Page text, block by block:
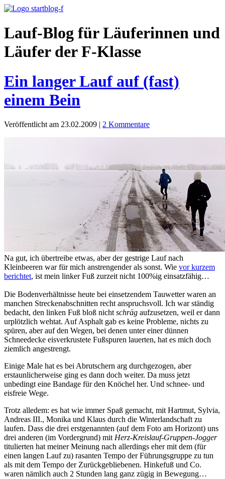
Lauf-Blog für Läuferinnen und
Läufer der F-Klasse
Ein langer Lauf auf (fast)
einem Bein
Veröffentlicht am 23.02.2009 | 2 Kommentare
Na gut, ich übertreibe etwas, aber der gestrige Lauf nach
Kleinbeeren war für mich anstrengender als sonst. Wie vor kurzem
berichtet, ist mein linker Fuß zurzeit nicht 100%ig einsatzfähig…
Die Bodenverhältnisse heute bei einsetzendem Tauwetter waren an
manchen Streckenabschnitten recht anspruchsvoll. Ich war ständig
bedacht, den linken Fuß bloß nicht schräg aufzusetzen, weil er dann
urplötzlich wehtat. Auf Asphalt gab es keine Probleme, nichts zu
spüren, aber auf den Wegen, bei denen unter einer dünnen
Schneedecke eisverkrustete Fußspuren lauerten, hat es mich doch
ziemlich angestrengt.
Einige Male hat es bei Abrutschern arg durchgezogen, aber
erstaunlicherweise ging es dann doch weiter. Da muss jetzt
unbedingt eine Bandage für den Knöchel her. Und schnee- und
eisfreie Wege.
Trotz alledem: es hat wie immer Spaß gemacht, mit Hartmut, Sylvia,
Andreas III., Monika und Klaus durch die Winterlandschaft zu
laufen. Dass die drei erstgenannten (auf dem Foto am Horizont) uns
drei anderen (im Vordergrund) mit Herz-Kreislauf-Gruppen-Jogger
titulierten hat meiner Meinung nach allerdings eher mit dem (für
einen langen Lauf zu) rasanten Tempo der Führungsgruppe zu tun
als mit dem Tempo der Zurückgebliebenen. Hinkefuß und Co.
waren nämlich auch 2 Stunden lang ganz zügig in Bewegung…